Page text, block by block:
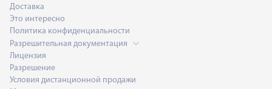
Доставка
Это интересно
Политика конфиденциальности
Разрешительная документация
Лицензия
Разрешение
Условия дистанционной продажи